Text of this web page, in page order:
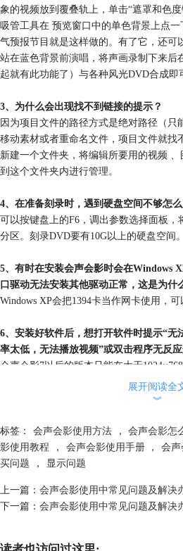
象的视频放到覆叠轨上，单击“遮罩和色
吸管工具在 预览窗口中的单色背景上点
气预报节目就是这样做的。有了它，还可
站在蓝色背景前演唱，将声画录制下来后
起就有此功能了）与各种风光DVD合成即
3、为什么会出现找不到链接的提示？
因为项目文件的路径方式是绝对路径（只
移动素材或者重命名文件，项目文件就找
新建一个文件夹，将编辑所要用的视频
到这个文件夹内进行管理。
4、在准备刻录时，遇到硬盘空间不够怎么
可以按键盘上的F6，调出参数选择面板，
分区。刻录DVD要有10G以上的硬盘空间。
5、有时在安装会声会影时会在Windows
口驱动无法安装其他驱动正常，这是为什
Windows XP会把1394卡当作网卡使用，可
6、安装好软件后，想打开软件时提示“无
率太低，无法播放视频”或双击程序无反
会声会影7以后的版本只能在大于
”软件编辑并刻录成光盘
这与你的事前设置和压缩时选取的码流有
HD DVD ,蓝光DVD格式。
可能是该文件的位速率较高，可以用转换
更低，这样就能顺利将MP3文件加入到会
9、当捕获DV信号时，隔几分钟就会出现“
展开阅读全
︾
标签： 会声会影使用方法 ， 会声会影怎
影使用教程
， 会声会影使用手册 ， 会声
买问题
， 显示问题
上一篇： 会声会影使用中常见问题及解决
下一篇： 会声会影使用中常见问题及解决